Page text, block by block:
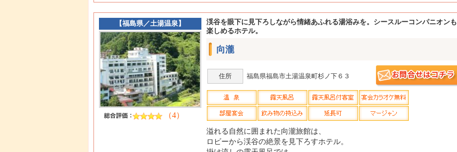
【福島県／土湯温泉】
（4）
渓谷を眼下に見下ろしながら情緒あふれる湯浴みを。シースルーコンパニオンも
楽しめるホテル。
向瀧
住所 福島県福島市土湯温泉町杉ノ下６３
溢れる自然に囲まれた向瀧旅館は、
ロビーから渓谷の絶景を見下ろすホテル。